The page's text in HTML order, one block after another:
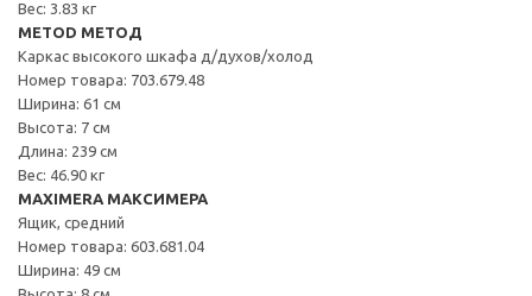
Вес: 3.83 кг
METOD МЕТОД
Каркас высокого шкафа д/духов/холод
Номер товара: 703.679.48
Ширина: 61 см
Высота: 7 см
Длина: 239 см
Вес: 46.90 кг
MAXIMERA МАКСИМЕРА
Ящик, средний
Номер товара: 603.681.04
Ширина: 49 см